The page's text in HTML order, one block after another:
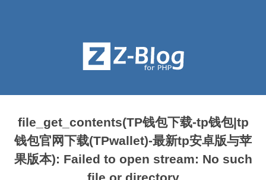
file_get_contents(TP钱包下载-tp钱包|tp
钱包官网下载(TPwallet)-最新tp安卓版与苹
果版本): Failed to open stream: No such